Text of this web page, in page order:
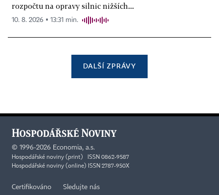
rozpočtu na opravy silnic nižších...
10. 8. 2026 ▪ 13:31 min.
DALŠÍ ZPRÁVY
© 1996-2026 Economia, a.s.
Hospodářské noviny (print) ISSN 0862-9587
Hospodářské noviny (online) ISSN 2787-950X
Certifikováno Sledujte nás